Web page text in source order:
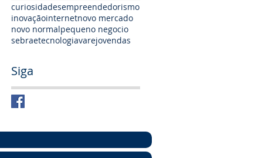
curiosidadesempreendedorismo
inovaçãointernetnovo mercado
novo normalpequeno negocio
sebraetecnologiavarejovendas
Siga